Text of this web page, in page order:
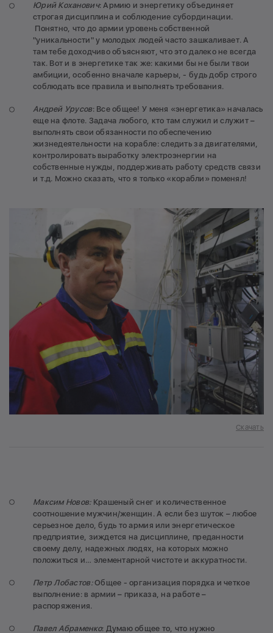
Юрий Коханович: Армию и энергетику объединяет
строгая дисциплина и соблюдение субординации.
Понятно, что до армии уровень собственной
"уникальности" у молодых людей часто зашкаливает. А
там тебе доходчиво объясняют, что это далеко не всегда
так. Вот и в энергетике так же: какими бы не были твои
амбиции, особенно вначале карьеры, - будь добр строго
соблюдать все правила и выполнять требования.
Андрей Урусов: Все общее! У меня «энергетика» началась
еще на флоте. Задача любого, кто там служил и служит –
выполнять свои обязанности по обеспечению
жизнедеятельности на корабле: следить за двигателями,
контролировать выработку электроэнергии на
собственные нужды, поддерживать работу средств связи
и т.д. Можно сказать, что я только «корабли» поменял!
Скачать
Максим Новов:Крашеный снег и количественное
соотношение мужчин/женщин. А если без шуток – любое
серьезное дело, будь то армия или энергетическое
предприятие, зиждется на дисциплине, преданности
своему делу, надежных людях, на которых можно
положиться и… элементарной чистоте и аккуратности.
Петр Лобастов:Общее - организация порядка и четкое
выполнение: в армии – приказа, на работе –
распоряжения.
Павел Абраменко: Думаю общее то, что нужно